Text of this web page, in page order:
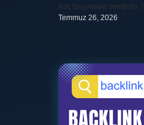
Koç başı neyin sembolü ?
Temmuz 26, 2026